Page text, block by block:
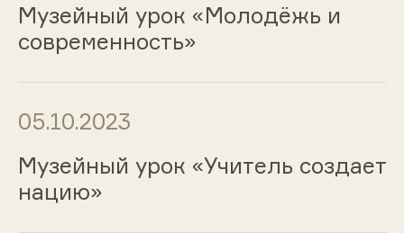
Музейный урок «Молодёжь и
современность»
05.10.2023
Музейный урок «Учитель создает
нацию»